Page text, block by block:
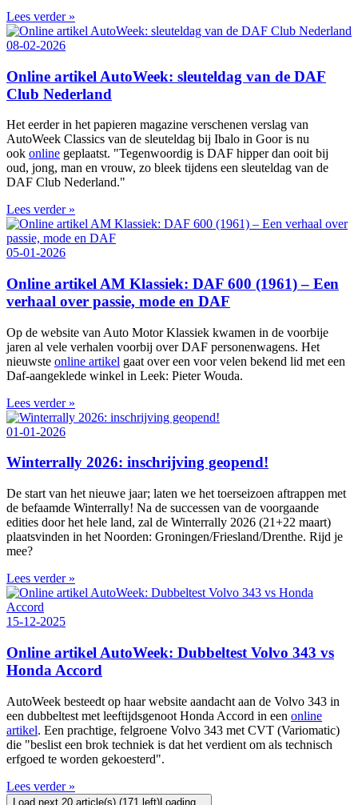
Lees verder »
08-02-2026
Online artikel AutoWeek: sleuteldag van de DAF
Club Nederland
Het eerder in het papieren magazine verschenen verslag van
AutoWeek Classics van de sleuteldag bij Ibalo in Goor is nu
ook online geplaatst. "Tegenwoordig is DAF hipper dan ooit bij
oud, jong, man en vrouw, zo bleek tijdens een sleuteldag van de
DAF Club Nederland."
Lees verder »
05-01-2026
Online artikel AM Klassiek: DAF 600 (1961) – Een
verhaal over passie, mode en DAF
Op de website van Auto Motor Klassiek kwamen in de voorbije
jaren al vele verhalen voorbij over DAF personenwagens. Het
nieuwste online artikel gaat over een voor velen bekend lid met een
Daf-aangeklede winkel in Leek: Pieter Wouda.
Lees verder »
01-01-2026
Winterrally 2026: inschrijving geopend!
De start van het nieuwe jaar; laten we het toerseizoen aftrappen met
de befaamde Winterrally! Na de successen van de voorgaande
edities door het hele land, zal de Winterrally 2026 (21+22 maart)
plaatsvinden in het Noorden: Groningen/Friesland/Drenthe. Rijd je
mee?
Lees verder »
15-12-2025
Online artikel AutoWeek: Dubbeltest Volvo 343 vs
Honda Accord
AutoWeek besteedt op haar website aandacht aan de Volvo 343 in
een dubbeltest met leeftijdsgenoot Honda Accord in een online
artikel. Een prachtige, felgroene Volvo 343 met CVT (Variomatic)
die "beslist een brok techniek is dat het verdient om als technisch
erfgoed te worden gekoesterd".
Lees verder »
Load next 20 article(s) (171 left)Loading...